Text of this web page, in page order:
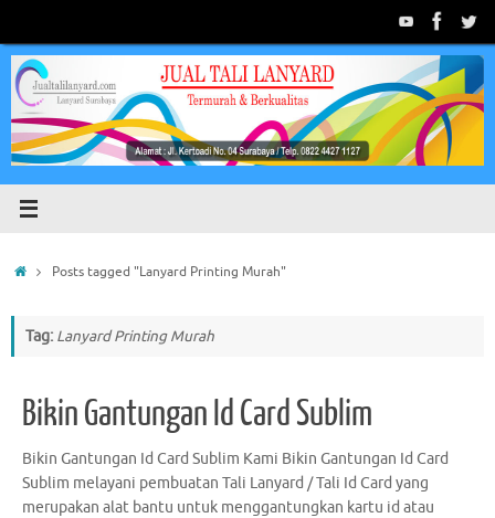
content
HomePosts tagged "Lanyard Printing Murah"
Tag: Lanyard Printing Murah
Bikin Gantungan Id Card Sublim
Bikin Gantungan Id Card Sublim Kami Bikin Gantungan Id Card
Sublim melayani pembuatan Tali Lanyard / Tali Id Card yang
merupakan alat bantu untuk menggantungkan kartu id atau